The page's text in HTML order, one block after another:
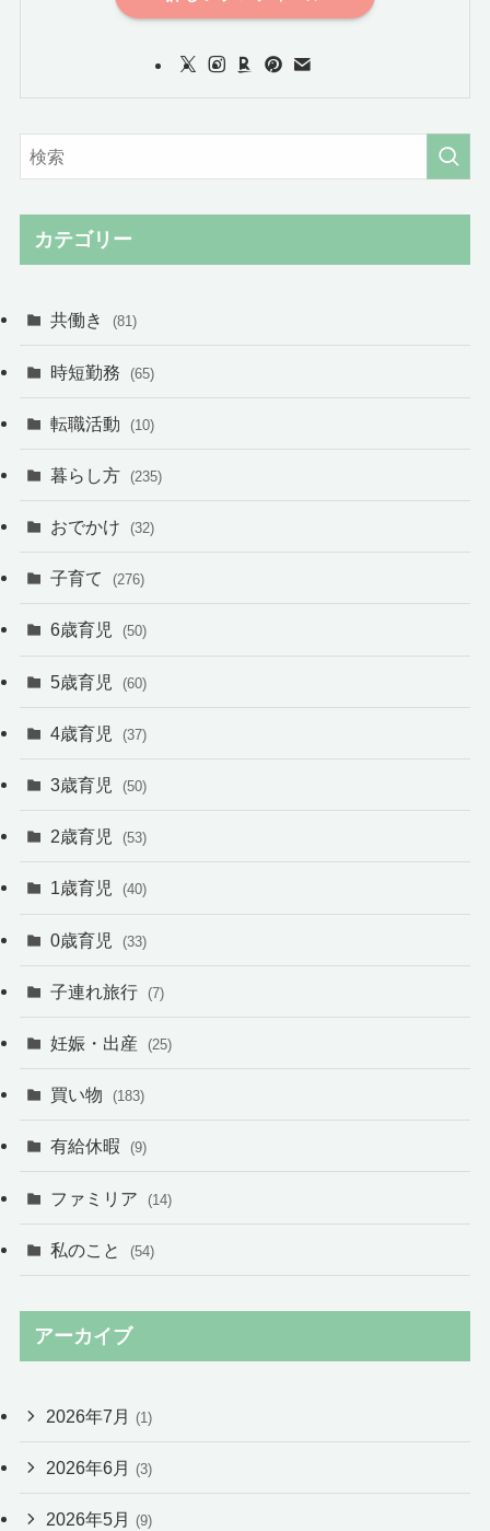
カテゴリー
共働き (81)
時短勤務 (65)
転職活動 (10)
暮らし方 (235)
おでかけ (32)
子育て (276)
6歳育児 (50)
5歳育児 (60)
4歳育児 (37)
3歳育児 (50)
2歳育児 (53)
1歳育児 (40)
0歳育児 (33)
子連れ旅行 (7)
妊娠・出産 (25)
買い物 (183)
有給休暇 (9)
ファミリア (14)
私のこと (54)
アーカイブ
2026年7月 (1)
2026年6月 (3)
2026年5月 (9)